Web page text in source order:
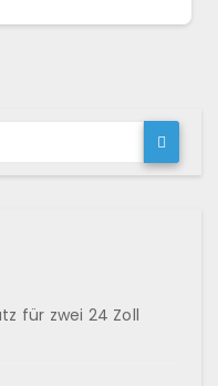
für zwei 24 Zoll